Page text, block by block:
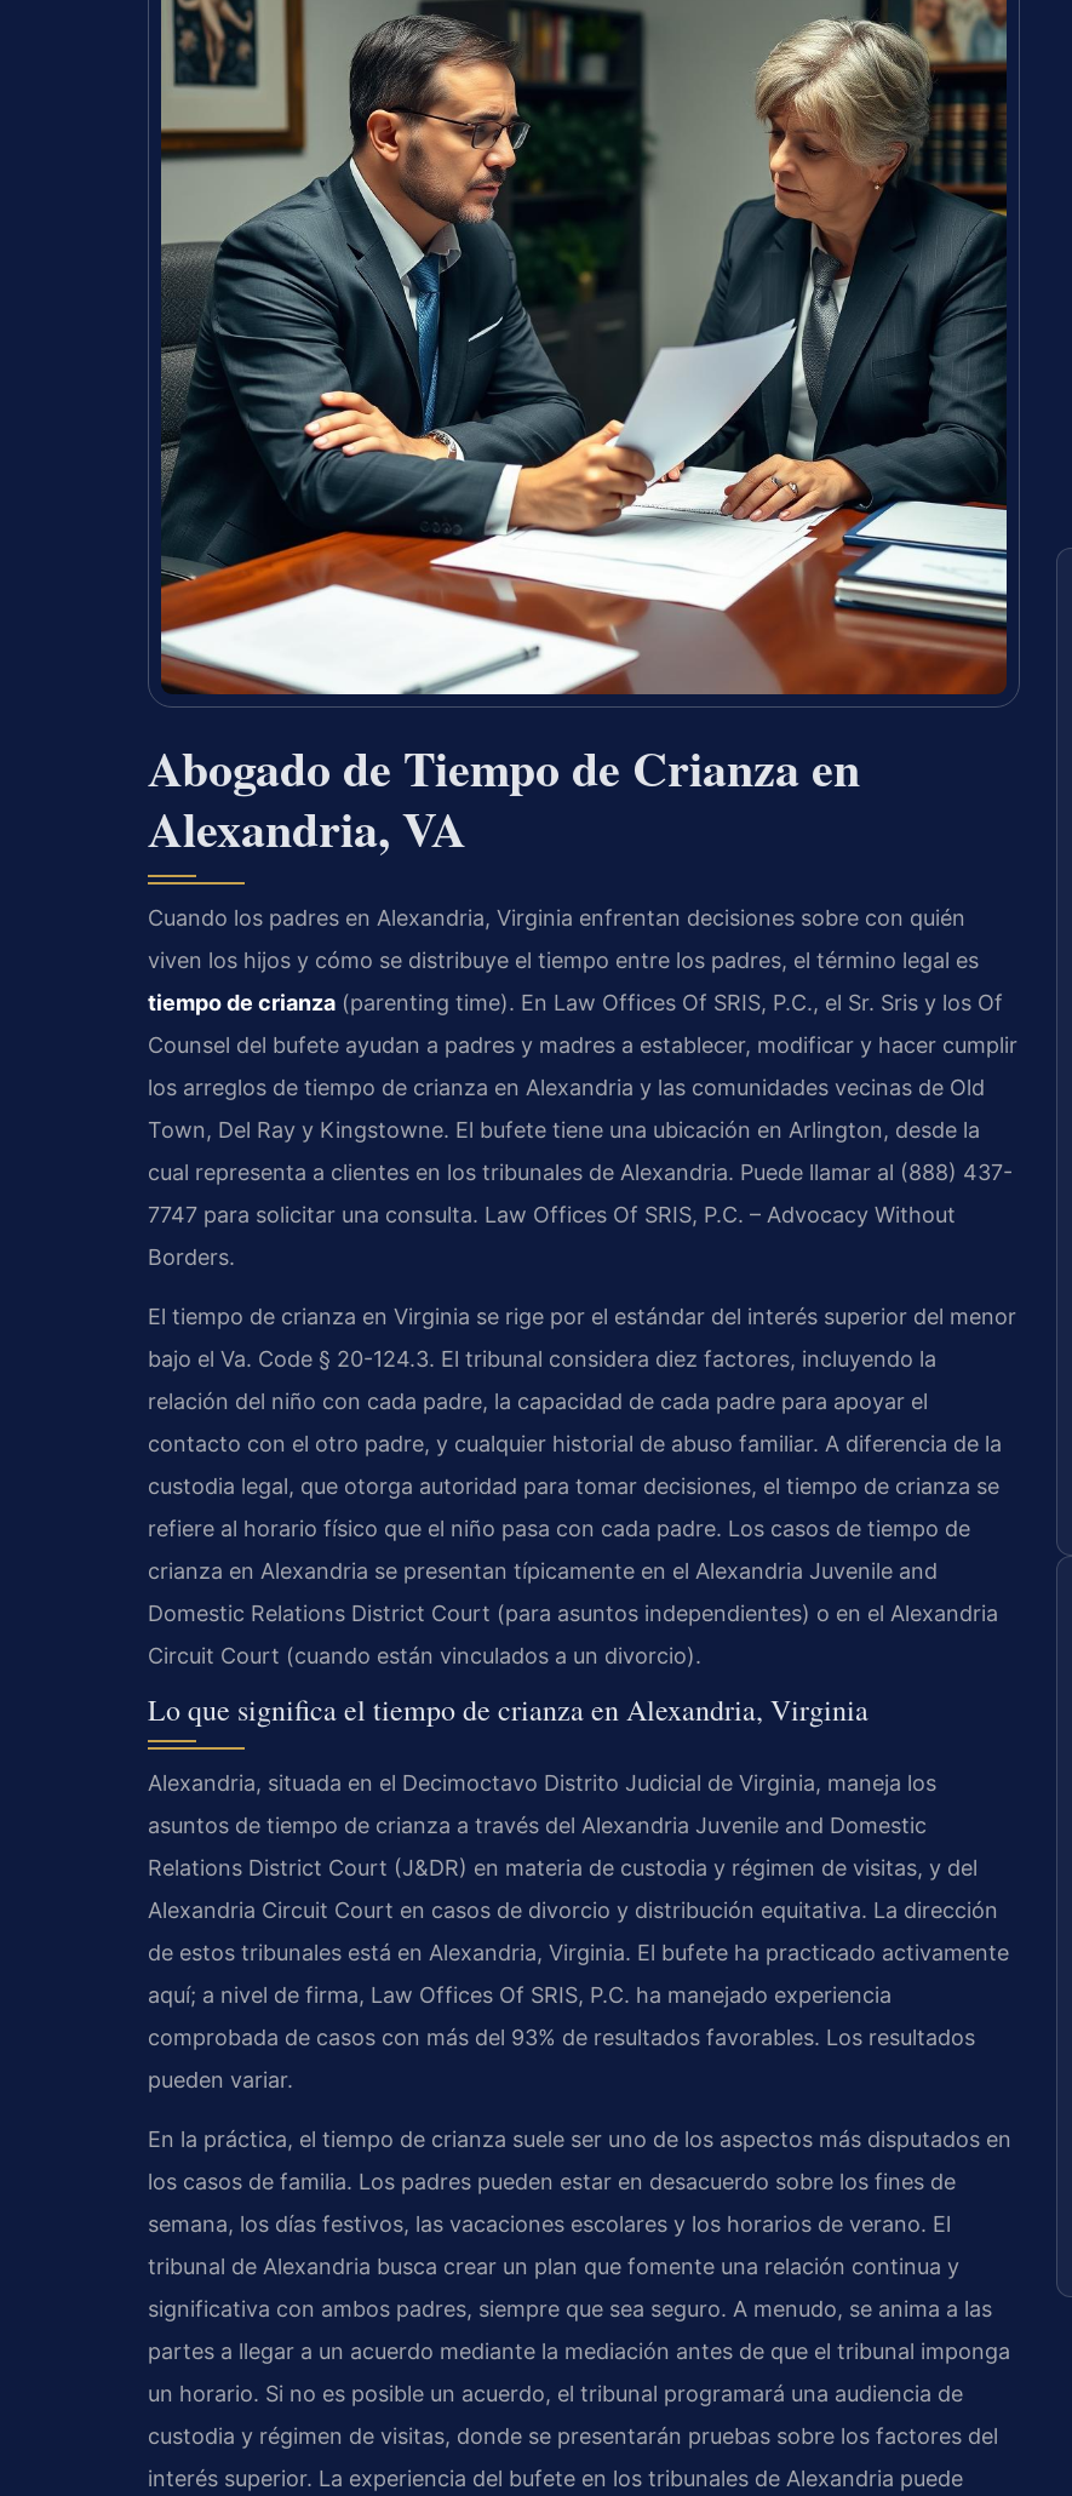
Abogado de Tiempo de Crianza en
Alexandria, VA
Cuando los padres en Alexandria, Virginia enfrentan decisiones sobre con quién
viven los hijos y cómo se distribuye el tiempo entre los padres, el término legal es
tiempo de crianza (parenting time). En Law Offices Of SRIS, P.C., el Sr. Sris y los Of
Counsel del bufete ayudan a padres y madres a establecer, modificar y hacer cumplir
los arreglos de tiempo de crianza en Alexandria y las comunidades vecinas de Old
Town, Del Ray y Kingstowne. El bufete tiene una ubicación en Arlington, desde la
cual representa a clientes en los tribunales de Alexandria. Puede llamar al (888) 437-
7747 para solicitar una consulta. Law Offices Of SRIS, P.C. – Advocacy Without
Borders.
El tiempo de crianza en Virginia se rige por el estándar del interés superior del menor
bajo el Va. Code § 20-124.3. El tribunal considera diez factores, incluyendo la
relación del niño con cada padre, la capacidad de cada padre para apoyar el
contacto con el otro padre, y cualquier historial de abuso familiar. A diferencia de la
custodia legal, que otorga autoridad para tomar decisiones, el tiempo de crianza se
refiere al horario físico que el niño pasa con cada padre. Los casos de tiempo de
crianza en Alexandria se presentan típicamente en el Alexandria Juvenile and
Domestic Relations District Court (para asuntos independientes) o en el Alexandria
Circuit Court (cuando están vinculados a un divorcio).
Lo que significa el tiempo de crianza en Alexandria, Virginia
Alexandria, situada en el Decimoctavo Distrito Judicial de Virginia, maneja los
asuntos de tiempo de crianza a través del Alexandria Juvenile and Domestic
Relations District Court (J&DR) en materia de custodia y régimen de visitas, y del
Alexandria Circuit Court en casos de divorcio y distribución equitativa. La dirección
de estos tribunales está en Alexandria, Virginia. El bufete ha practicado activamente
aquí; a nivel de firma, Law Offices Of SRIS, P.C. ha manejado experiencia
comprobada de casos con más del 93% de resultados favorables. Los resultados
pueden variar.
En la práctica, el tiempo de crianza suele ser uno de los aspectos más disputados en
los casos de familia. Los padres pueden estar en desacuerdo sobre los fines de
semana, los días festivos, las vacaciones escolares y los horarios de verano. El
tribunal de Alexandria busca crear un plan que fomente una relación continua y
significativa con ambos padres, siempre que sea seguro. A menudo, se anima a las
partes a llegar a un acuerdo mediante la mediación antes de que el tribunal imponga
un horario. Si no es posible un acuerdo, el tribunal programará una audiencia de
custodia y régimen de visitas, donde se presentarán pruebas sobre los factores del
interés superior. La experiencia del bufete en los tribunales de Alexandria puede